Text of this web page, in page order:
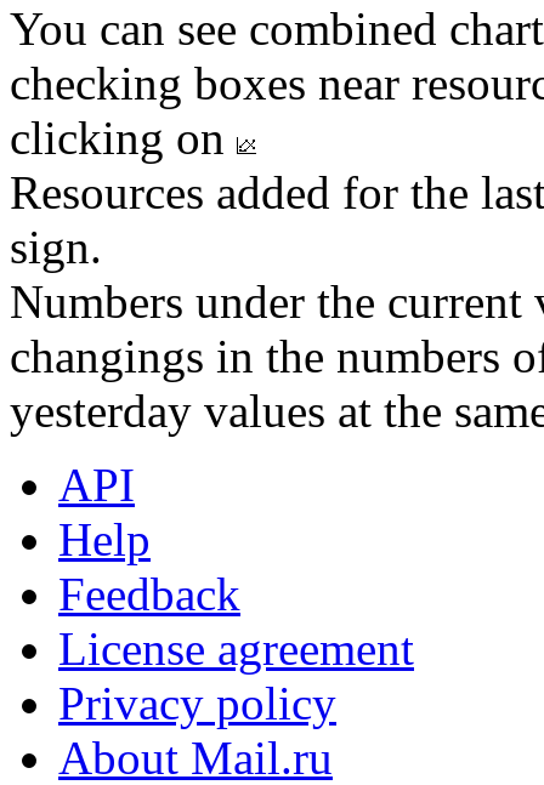
You can see combined
checking boxes near
clicking on
Resources added for the
sign.
Numbers under the
changings in the numbers
yesterday values at the
API
Help
Feedback
License agreement
Privacy policy
About Mail.ru